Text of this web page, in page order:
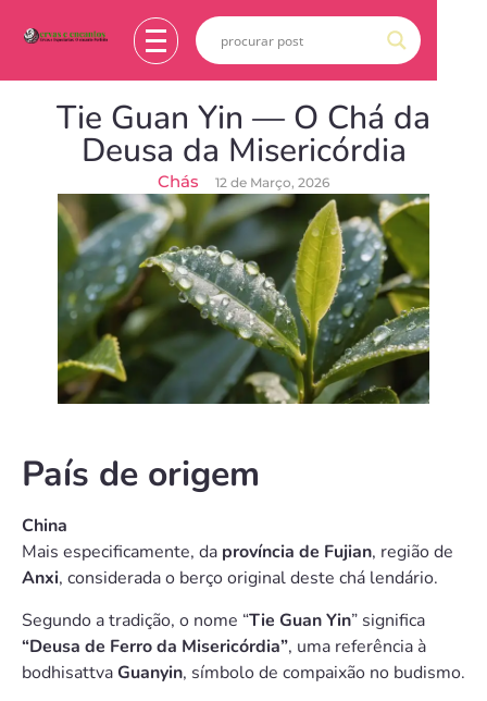
Tie Guan Yin — O Chá da
Deusa da Misericórdia
Chás 12 de Março, 2026
País de origem
China
Mais especificamente, da província de Fujian, região de
Anxi, considerada o berço original deste chá lendário.
Segundo a tradição, o nome “Tie Guan Yin” significa
“Deusa de Ferro da Misericórdia”, uma referência à
bodhisattvaGuanyin, símbolo de compaixão no budismo.